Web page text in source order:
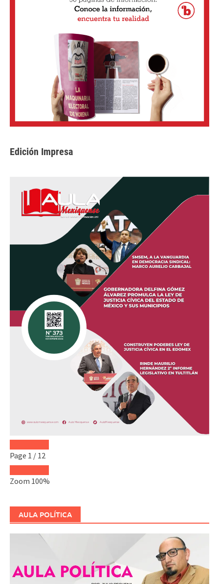
Edición Impresa
Page 1 / 12
Zoom 100%
AULA POLÍTICA